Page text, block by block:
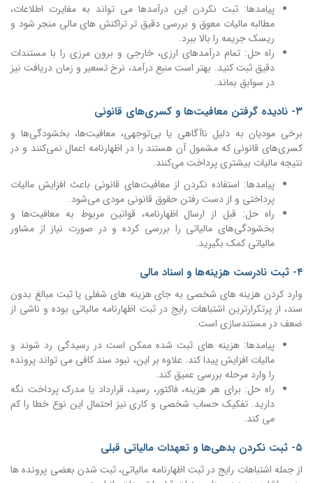
پیامدها: ثبت نکردن این درآمدها می تواند به مغایرت اطلاعات،
مطالبه مالیات معوق و بررسی دقیق تر تراکنش های مالی منجر شود و
ریسک جریمه را بالا ‌ببرد.
راه حل: تمام درآمدهای ارزی، خارجی و برون مرزی را با مستندات
دقیق ثبت کنید. بهتر است منبع درآمد، نرخ تسعیر و زمان دریافت نیز
در سوابق بماند.
۳- نادیده گرفتن معافیت‌ها و کسری‌های قانونی
برخی مودیان به دلیل ناآگاهی یا بی‌توجهی، معافیت‌ها، بخشودگی‌ها و
کسری‌های قانونی که مشمول آن هستند را در اظهارنامه اعمال نمی‌کنند و در
نتیجه مالیات بیشتری پرداخت می‌کنند.
پیامدها: استفاده نکردن از معافیت‌های قانونی باعث افزایش مالیات
پرداختی و از دست رفتن حقوق قانونی مودی می‌شود.
راه حل: قبل از ارسال اظهارنامه، قوانین مربوط به معافیت‌ها و
بخشودگی‌های مالیاتی را بررسی کرده و در صورت نیاز از مشاور
مالیاتی کمک بگیرید.
۴- ثبت نادرست هزینه‌ها و اسناد مالی
وارد کردن هزینه های شخصی به جای هزینه های شغلی یا ثبت مبالغ بدون
سند، از پرتکرارترین اشتباهات رایج در ثبت اظهارنامه مالیاتی بوده و ناشی از
ضعف در مستندسازی است.
پیامدها: هزینه های ثبت شده ممکن است در رسیدگی رد شوند و
مالیات افزایش پیدا کند. علاوه بر این، نبود سند کافی می تواند پرونده
را وارد مرحله بررسی عمیق کند.
راه حل: برای هر هزینه، فاکتور، رسید، قرارداد یا مدرک پرداخت نگه
دارید. تفکیک حساب شخصی و کاری نیز احتمال این نوع خطا را کم
می کند.
۵- ثبت نکردن بدهی‌ها و تعهدات مالیاتی قبلی
از جمله اشتباهات رایج در ثبت اظهارنامه مالیاتی، ثبت شدن بعضی پرونده ها